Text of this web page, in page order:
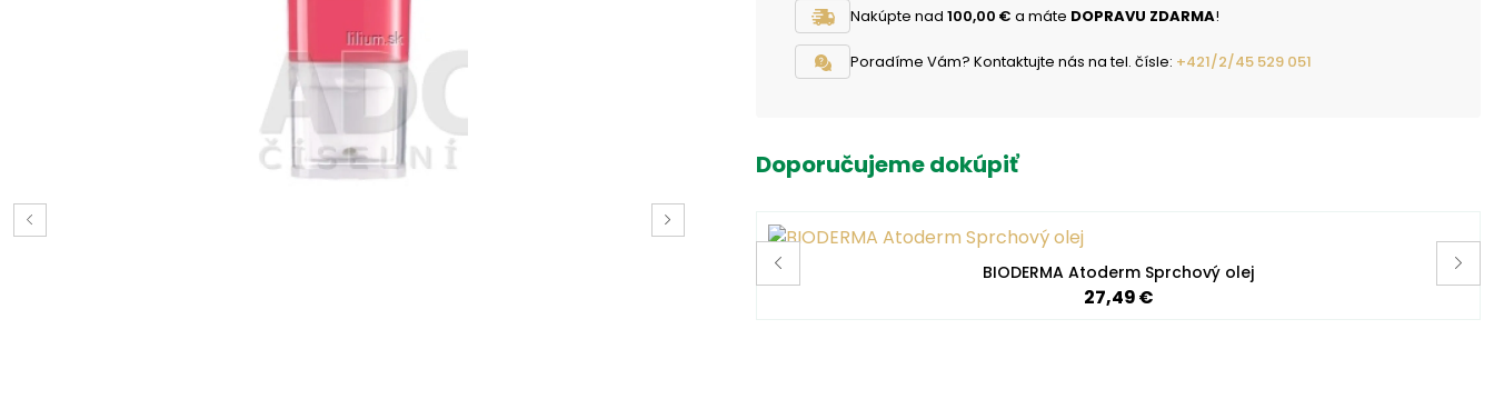
Nakúpte nad 100,00 € a máte DOPRAVU ZDARMA!
Poradíme Vám? Kontaktujte nás na tel. čísle: +421/2/45 529 051
Doporučujeme dokúpiť
BIODERMA Atoderm Sprchový olej
27,49 €